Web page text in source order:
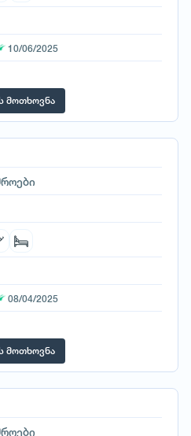
10/06/2025
მოთხოვნა
08/04/2025
მოთხოვნა